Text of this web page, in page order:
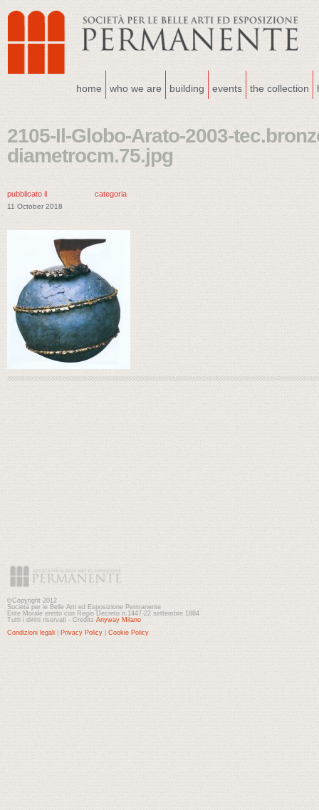
home who we are building events the collection
2105-Il-Globo-Arato-2003-
diametrocm.75.jpg
pubblicato il
11 October 2018
categoria
©Copyright 2012
Società per le Belle Arti ed Esposizione Permanente
Ente Morale eretto con Regio Decreto n.1447-22 settembre 1884
Tutti i diritti riservati - Credits Anyway Milano
Condizioni legali
Privacy Policy Cookie Policy